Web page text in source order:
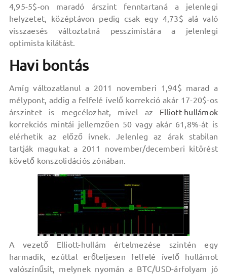
4,95-5$-on maradó árszint fenntartaná a jelenlegi
helyzetet, középtávon pedig csak egy 4,73$ alá való
visszaesés változtatná pesszimistára a jelenlegi
optimista kilátást.
Havi bontás
Amíg változatlanul a 2011 novemberi 1,94$ marad a
mélypont, addig a felfelé ívelő korrekció akár 17-20$-os
árszintet is megcélozhat, mivel az Elliott-hullámok
korrekciós mintái jellemzően 50 vagy akár 61,8%-át is
elérhetik az előző ívnek. Jelenleg az árak stabilan
tartják magukat a 2011 november/decemberi kitörést
követő konszolidációs zónában.
A vezető Elliott-hullám értelmezése szintén egy
harmadik, ezúttal erőteljesen felfelé ívelő hullámot
valószínűsít, melynek nyomán a BTC/USD-árfolyam jó